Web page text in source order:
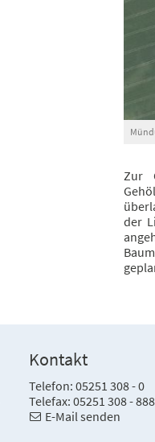
Zur
der
Kontakt
Telefon: 05251 308 - 0
Telefax: 05251 308 -
E-Mail senden